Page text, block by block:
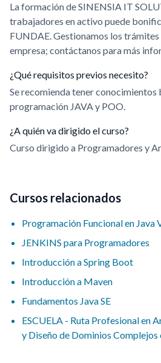
La formación de SINENSIA IT
trabajadores en activo puede
FUNDAE. Gestionamos los
empresa; contáctanos para más
¿Qué requisitos previos necesito?
Se recomienda tener conocimientos
programación JAVA y POO.
¿A quién va dirigido el curso?
Curso dirigido a Programadores y
Cursos relacionados
Programación Funcional en
JENKINS para Programadores
Introducción a Spring Boot
Introducción a Maven
Fundamentos Java SE
ESCUELA - Ruta Profesional en
y Diseño de Dominios Complejos